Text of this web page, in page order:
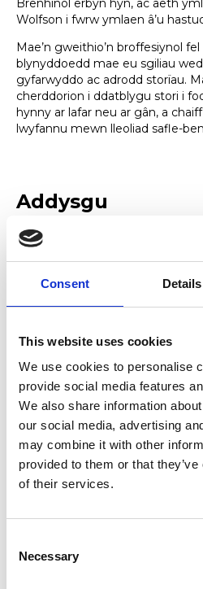
Consent Details
This website uses cookies
We use cookies to personalise
provide social media features
We also share information
our social media, advertising
may combine it with other
provided to them or that
of their services.
Selection
Necessary
Brenhinol erbyn hyn, ac aeth
Wolfson i fwrw ymlaen â’u
Mae’n gweithio’n broffesiynol
blynyddoedd mae eu sgiliau
gyfarwyddo ac adrodd storïau.
cherddorion i ddatblygu stori i
hynny ar lafar neu ar gân, a
lwyfannu mewn lleoliad safle-
Addysgu
Yn ogystal â’i gwaith
yn darlithio canu yn Ysgol
addysgu techneg llais ac actio
Drwy ei gwaith fel cantores ac
archwilio’r syniad o’r canwr
ganwr a all symud yn
testun a cerddoriaeth, a dyma’r
gyflwyno i’w gwaith perfformio
Cyflawniadau
A hithau’n gantores wedi’u
o arddulliau cerddorol. Bu’n
theatr corfforol ELAN yn Ewrop